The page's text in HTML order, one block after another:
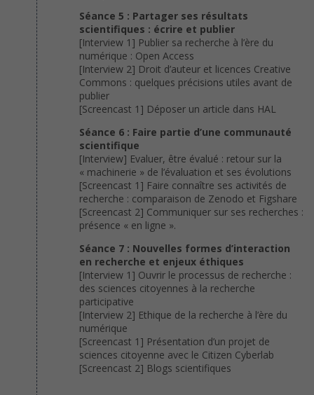
Séance 5 : Partager ses résultats
scientifiques : écrire et publier
[Interview 1] Publier sa recherche à l’ère du
numérique : Open Access
[Interview 2] Droit d’auteur et licences Creative
Commons : quelques précisions utiles avant de
publier
[Screencast 1] Déposer un article dans HAL
Séance 6 : Faire partie d’une communauté
scientifique
[Interview] Evaluer, être évalué : retour sur la
« machinerie » de l’évaluation et ses évolutions
[Screencast 1] Faire connaître ses activités de
recherche : comparaison de Zenodo et Figshare
[Screencast 2] Communiquer sur ses recherches :
présence « en ligne ».
Séance 7 : Nouvelles formes d’interaction
en recherche et enjeux éthiques
[Interview 1] Ouvrir le processus de recherche :
des sciences citoyennes à la recherche
participative
[Interview 2] Ethique de la recherche à l’ère du
numérique
[Screencast 1] Présentation d’un projet de
sciences citoyenne avec le Citizen Cyberlab
[Screencast 2] Blogs scientifiques